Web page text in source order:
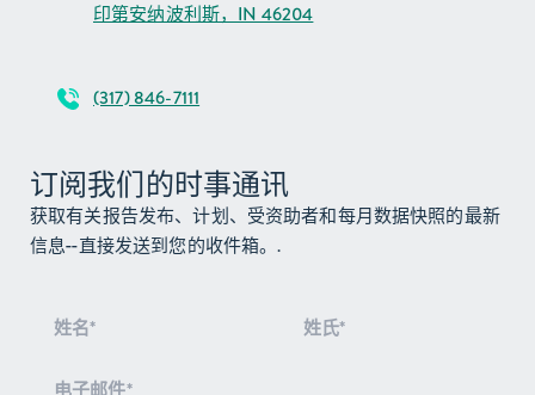
印第安纳波利斯，IN 46204
(317) 846-7111
订阅我们的时事通讯
获取有关报告发布、计划、受资助者和每月数据快照的最新
信息--直接发送到您的收件箱。.